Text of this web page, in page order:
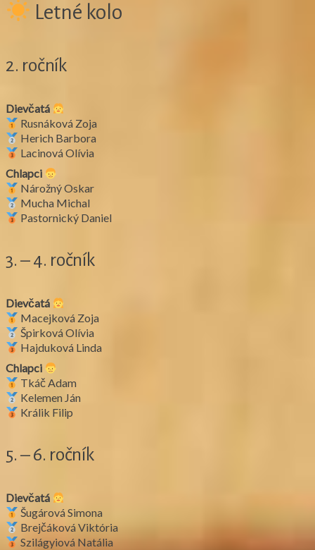
Letné kolo
2. ročník
Dievčatá
Rusnáková Zoja
Herich Barbora
Lacinová Olívia
Chlapci
Nárožný Oskar
Mucha Michal
Pastornický Daniel
3. – 4. ročník
Dievčatá
Macejková Zoja
Špirková Olívia
Hajduková Linda
Chlapci
Tkáč Adam
Kelemen Ján
Králik Filip
5. – 6. ročník
Dievčatá
Šugárová Simona
Brejčáková Viktória
Szilágyiová Natália